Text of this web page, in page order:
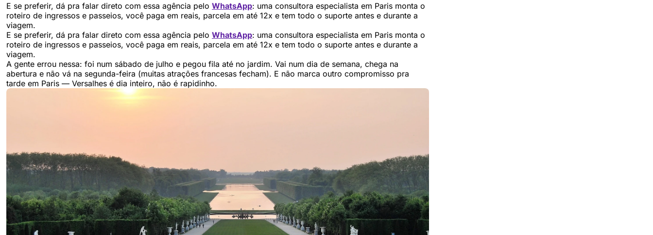
E se preferir, dá pra falar direto com essa agência pelo WhatsApp: uma consultora especialista em Paris monta o
roteiro de ingressos e passeios, você paga em reais, parcela em até 12x e tem todo o suporte antes e durante a
viagem.
E se preferir, dá pra falar direto com essa agência pelo WhatsApp: uma consultora especialista em Paris monta o
roteiro de ingressos e passeios, você paga em reais, parcela em até 12x e tem todo o suporte antes e durante a
viagem.
A gente errou nessa: foi num sábado de julho e pegou fila até no jardim. Vai num dia de semana, chega na
abertura e não vá na segunda-feira (muitas atrações francesas fecham). E não marca outro compromisso pra
tarde em Paris — Versalhes é dia inteiro, não é rapidinho.